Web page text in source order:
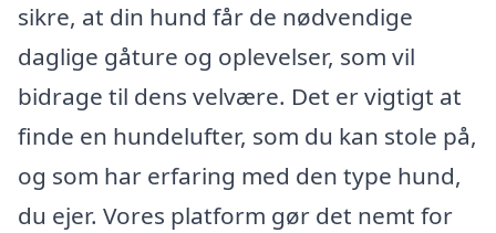
sikre, at din hund får de nødvendige
daglige gåture og oplevelser, som vil
bidrage til dens velvære. Det er vigtigt at
finde en hundelufter, som du kan stole på,
og som har erfaring med den type hund,
du ejer. Vores platform gør det nemt for